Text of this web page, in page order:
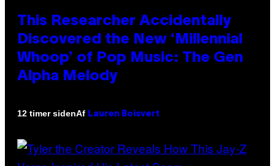
This Researcher Accidentally
Discovered the New ‘Millennial
Whoop’ of Pop Music: The Gen
Alpha Melody
12 timer sidenAf Lauren Boisvert